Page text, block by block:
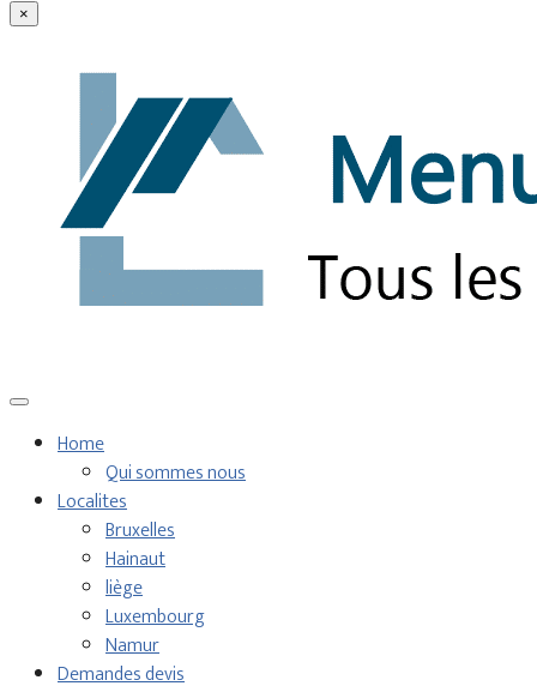
×
Home
Qui sommes nous
Localites
Bruxelles
Hainaut
liège
Luxembourg
Namur
Demandes devis